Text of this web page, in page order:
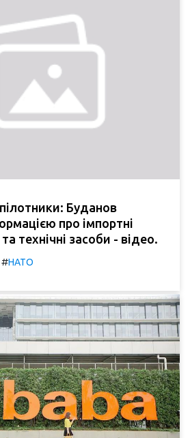
Буданов
про імпортні
технічні засоби - відео.
#НАТО